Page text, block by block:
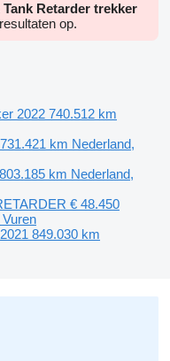
Tank Retarder trekker
op.
2022 740.512 km
731.421 km Nederland,
803.185 km Nederland,
€ 48.450
2021 849.030 km